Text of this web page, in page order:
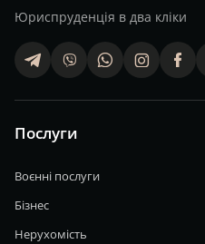
Юриспруденція в два кліки
telegram viber whatsapp finstagram facebook
Послуги
Воєнні послуги
Бізнес
Нерухомість